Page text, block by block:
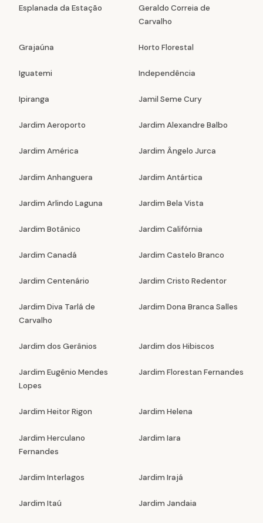
Esplanada da Estação
Geraldo Correia de
Carvalho
Grajaúna Horto Florestal
Iguatemi Independência
Ipiranga Jamil Seme Cury
Jardim Aeroporto Jardim Alexandre Balbo
Jardim América Jardim Ângelo Jurca
Jardim Anhanguera Jardim Antártica
Jardim Arlindo Laguna Jardim Bela Vista
Jardim Botânico Jardim Califórnia
Jardim Canadá Jardim Castelo Branco
Jardim Centenário Jardim Cristo Redentor
Jardim Diva Tarlá de
Carvalho
Jardim Dona Branca Salles
Jardim dos Gerânios Jardim dos Hibiscos
Jardim Eugênio Mendes
Lopes
Jardim Florestan Fernandes
Jardim Heitor Rigon Jardim Helena
Jardim Herculano
Fernandes
Jardim Iara
Jardim Interlagos Jardim Irajá
Jardim Itaú Jardim Jandaia